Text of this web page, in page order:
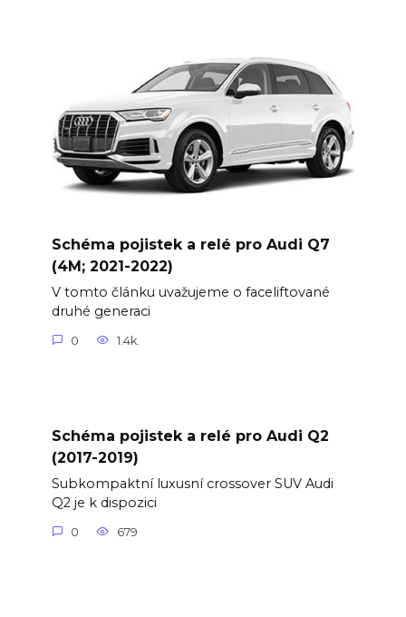
Schéma pojistek a relé pro Audi Q7
(4M; 2021-2022)
V tomto článku uvažujeme o faceliftované
druhé generaci
0 1.4k.
Schéma pojistek a relé pro Audi Q2
(2017-2019)
Subkompaktní luxusní crossover SUV Audi
Q2 je k dispozici
0 679